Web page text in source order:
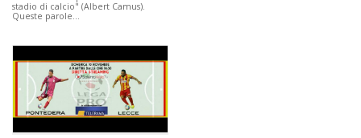
stadio di calcio" (Albert Camus).
Queste parole…